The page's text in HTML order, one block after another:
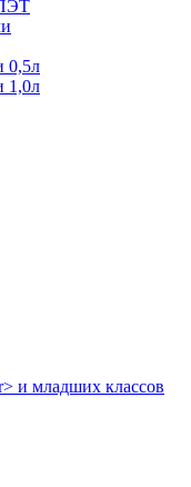
0,5л
1,0л
и младших классов